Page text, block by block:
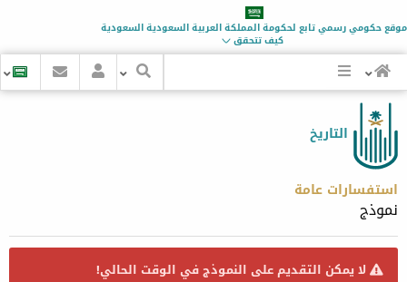
موقع حكومي رسمي تابع لحكومةالمملكة العربية السعوديةالسعودية
كيف تتحقق
التاريخ
استفسارات عامة
نموذج
لا يمكن التقديم على النموذج في الوقت الحالي!